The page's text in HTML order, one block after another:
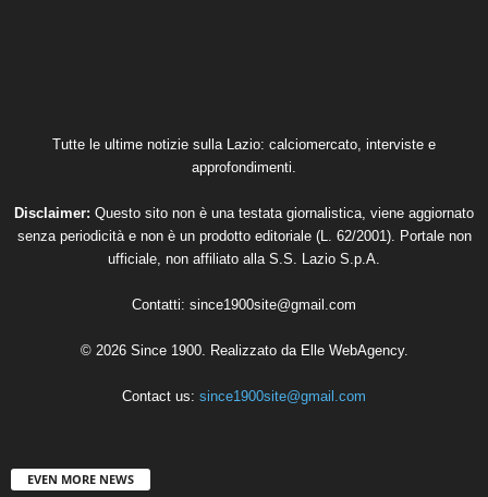
Tutte le ultime notizie sulla Lazio: calciomercato, interviste e
approfondimenti.
Disclaimer: Questo sito non è una testata giornalistica, viene aggiornato
senza periodicità e non è un prodotto editoriale (L. 62/2001). Portale non
ufficiale, non affiliato alla S.S. Lazio S.p.A.
Contatti: since1900site@gmail.com
© 2026 Since 1900. Realizzato da Elle WebAgency.
Contact us: since1900site@gmail.com
EVEN MORE NEWS